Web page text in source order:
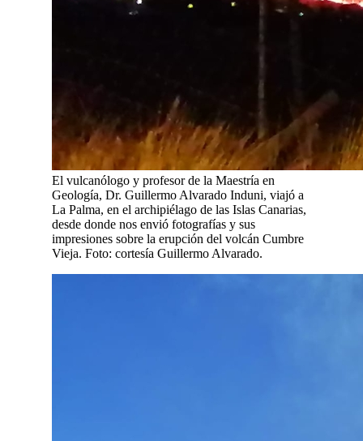
El vulcanólogo y profesor de la Maestría en
Geología, Dr. Guillermo Alvarado Induni, viajó a
La Palma, en el archipiélago de las Islas Canarias,
desde donde nos envió fotografías y sus
impresiones sobre la erupción del volcán Cumbre
Vieja. Foto: cortesía Guillermo Alvarado.